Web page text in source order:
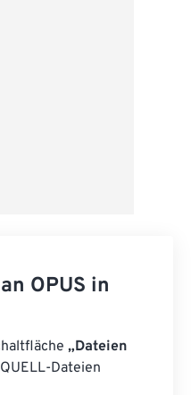
OPUS in
„Dateien
Dateien